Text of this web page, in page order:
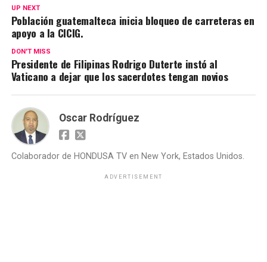
UP NEXT
Población guatemalteca inicia bloqueo de carreteras en
apoyo a la CICIG.
DON'T MISS
Presidente de Filipinas Rodrigo Duterte instó al
Vaticano a dejar que los sacerdotes tengan novios
Oscar Rodríguez
Colaborador de HONDUSA TV en New York, Estados Unidos.
ADVERTISEMENT